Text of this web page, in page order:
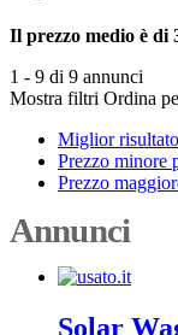
Il prezzo medio è di
1 - 9 di 9 annunci
Mostra filtri Ordina
Miglior risultato
Prezzo minore
Prezzo
Annunci
Solar